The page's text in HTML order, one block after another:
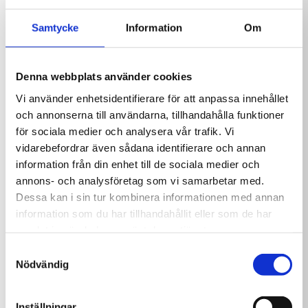
Samtycke Information Om
Denna webbplats använder cookies
Vi använder enhetsidentifierare för att anpassa innehållet
och annonserna till användarna, tillhandahålla funktioner
för sociala medier och analysera vår trafik. Vi
vidarebefordrar även sådana identifierare och annan
information från din enhet till de sociala medier och
annons- och analysföretag som vi samarbetar med.
Dessa kan i sin tur kombinera informationen med annan
information som du har tillhandahållit eller som de har
Nödvändig
För vinterstängning av pool
Praktisk 1 liters flaska
Delphin Flockfix
Flytande 1L
Delphin tabletter
pH/O2
10 kg
1 395,00kr
Delphin pH Minus
Granulat 1,5 kg
85,00kr